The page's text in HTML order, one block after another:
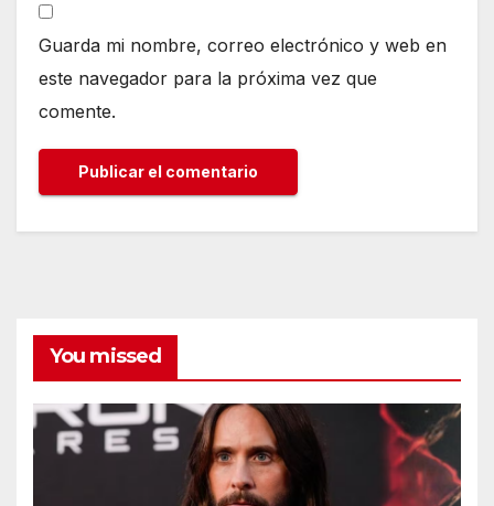
Guarda mi nombre, correo electrónico y web en
este navegador para la próxima vez que
comente.
You missed